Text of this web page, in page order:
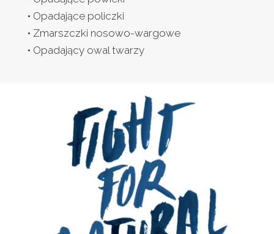
• Opadające policzki
• Zmarszczki nosowo-wargowe
• Opadający owal twarzy